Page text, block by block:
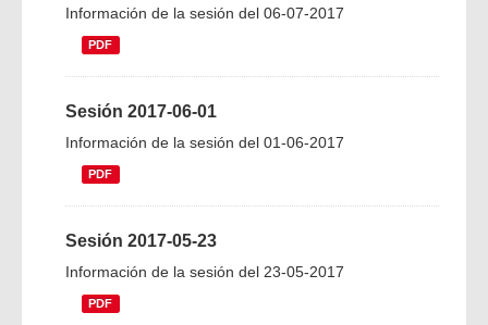
Información de la sesión del 06-07-2017
PDF
Sesión 2017-06-01
Información de la sesión del 01-06-2017
PDF
Sesión 2017-05-23
Información de la sesión del 23-05-2017
PDF